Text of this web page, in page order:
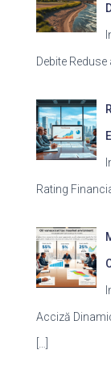
Debite
Rating
Acciză